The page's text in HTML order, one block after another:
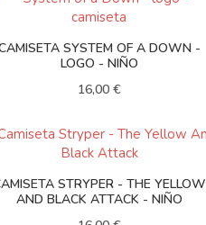
SYSTEM OF A DOWN -
LOGO - NIÑO
16,00 €
STRYPER - THE YELLOW
AND BLACK ATTACK - NIÑO